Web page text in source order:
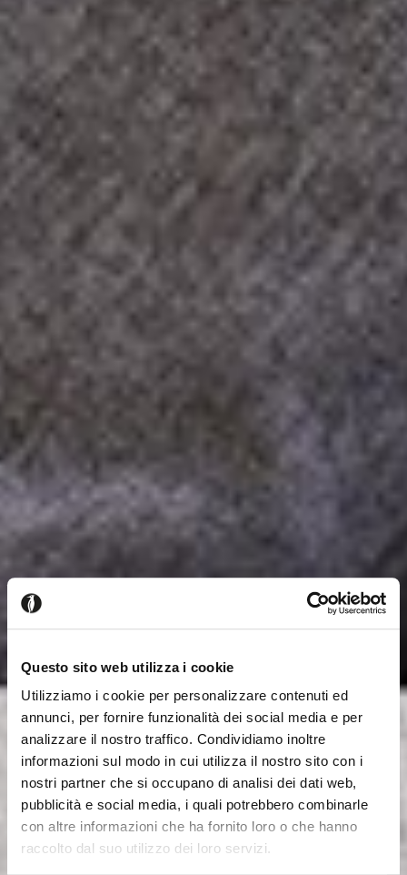
Questo sito web utilizza i cookie
Utilizziamo i cookie per personalizzare contenuti ed
annunci, per fornire funzionalità dei social media e per
analizzare il nostro traffico. Condividiamo inoltre
informazioni sul modo in cui utilizza il nostro sito con i
nostri partner che si occupano di analisi dei dati web,
pubblicità e social media, i quali potrebbero combinarle
con altre informazioni che ha fornito loro o che hanno
raccolto dal suo utilizzo dei loro servizi.
Close